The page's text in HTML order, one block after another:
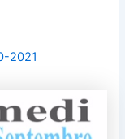
2021